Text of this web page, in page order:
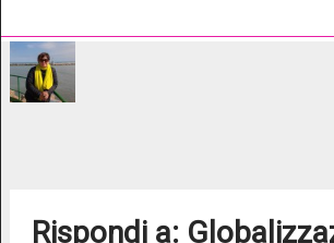
Rispondi a: